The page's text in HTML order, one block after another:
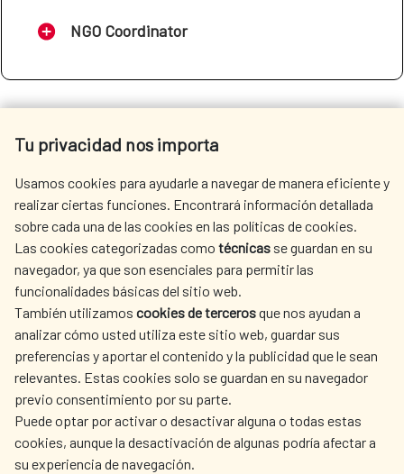
NGO Coordinator
SEE MORE SITES OF INTEREST
SEDE ELECTRÓNICA
Fecha de modificación de la página: 15/06/2026
Tu privacidad nos importa
Usamos cookies para ayudarle a navegar de manera eficiente y
realizar ciertas funciones. Encontrará información detallada
sobre cada una de las cookies en las políticas de cookies.
Las cookies categorizadas como técnicas se guardan en su
navegador, ya que son esenciales para permitir las
funcionalidades básicas del sitio web.
También utilizamos cookies de tercerosque nos ayudan a
analizar cómo usted utiliza este sitio web, guardar sus
preferencias y aportar el contenido y la publicidad que le sean
relevantes. Estas cookies solo se guardan en su navegador
previo consentimiento por su parte.
Puede optar por activar o desactivar alguna o todas estas
cookies, aunque la desactivación de algunas podría afectar a
su experiencia de navegación.